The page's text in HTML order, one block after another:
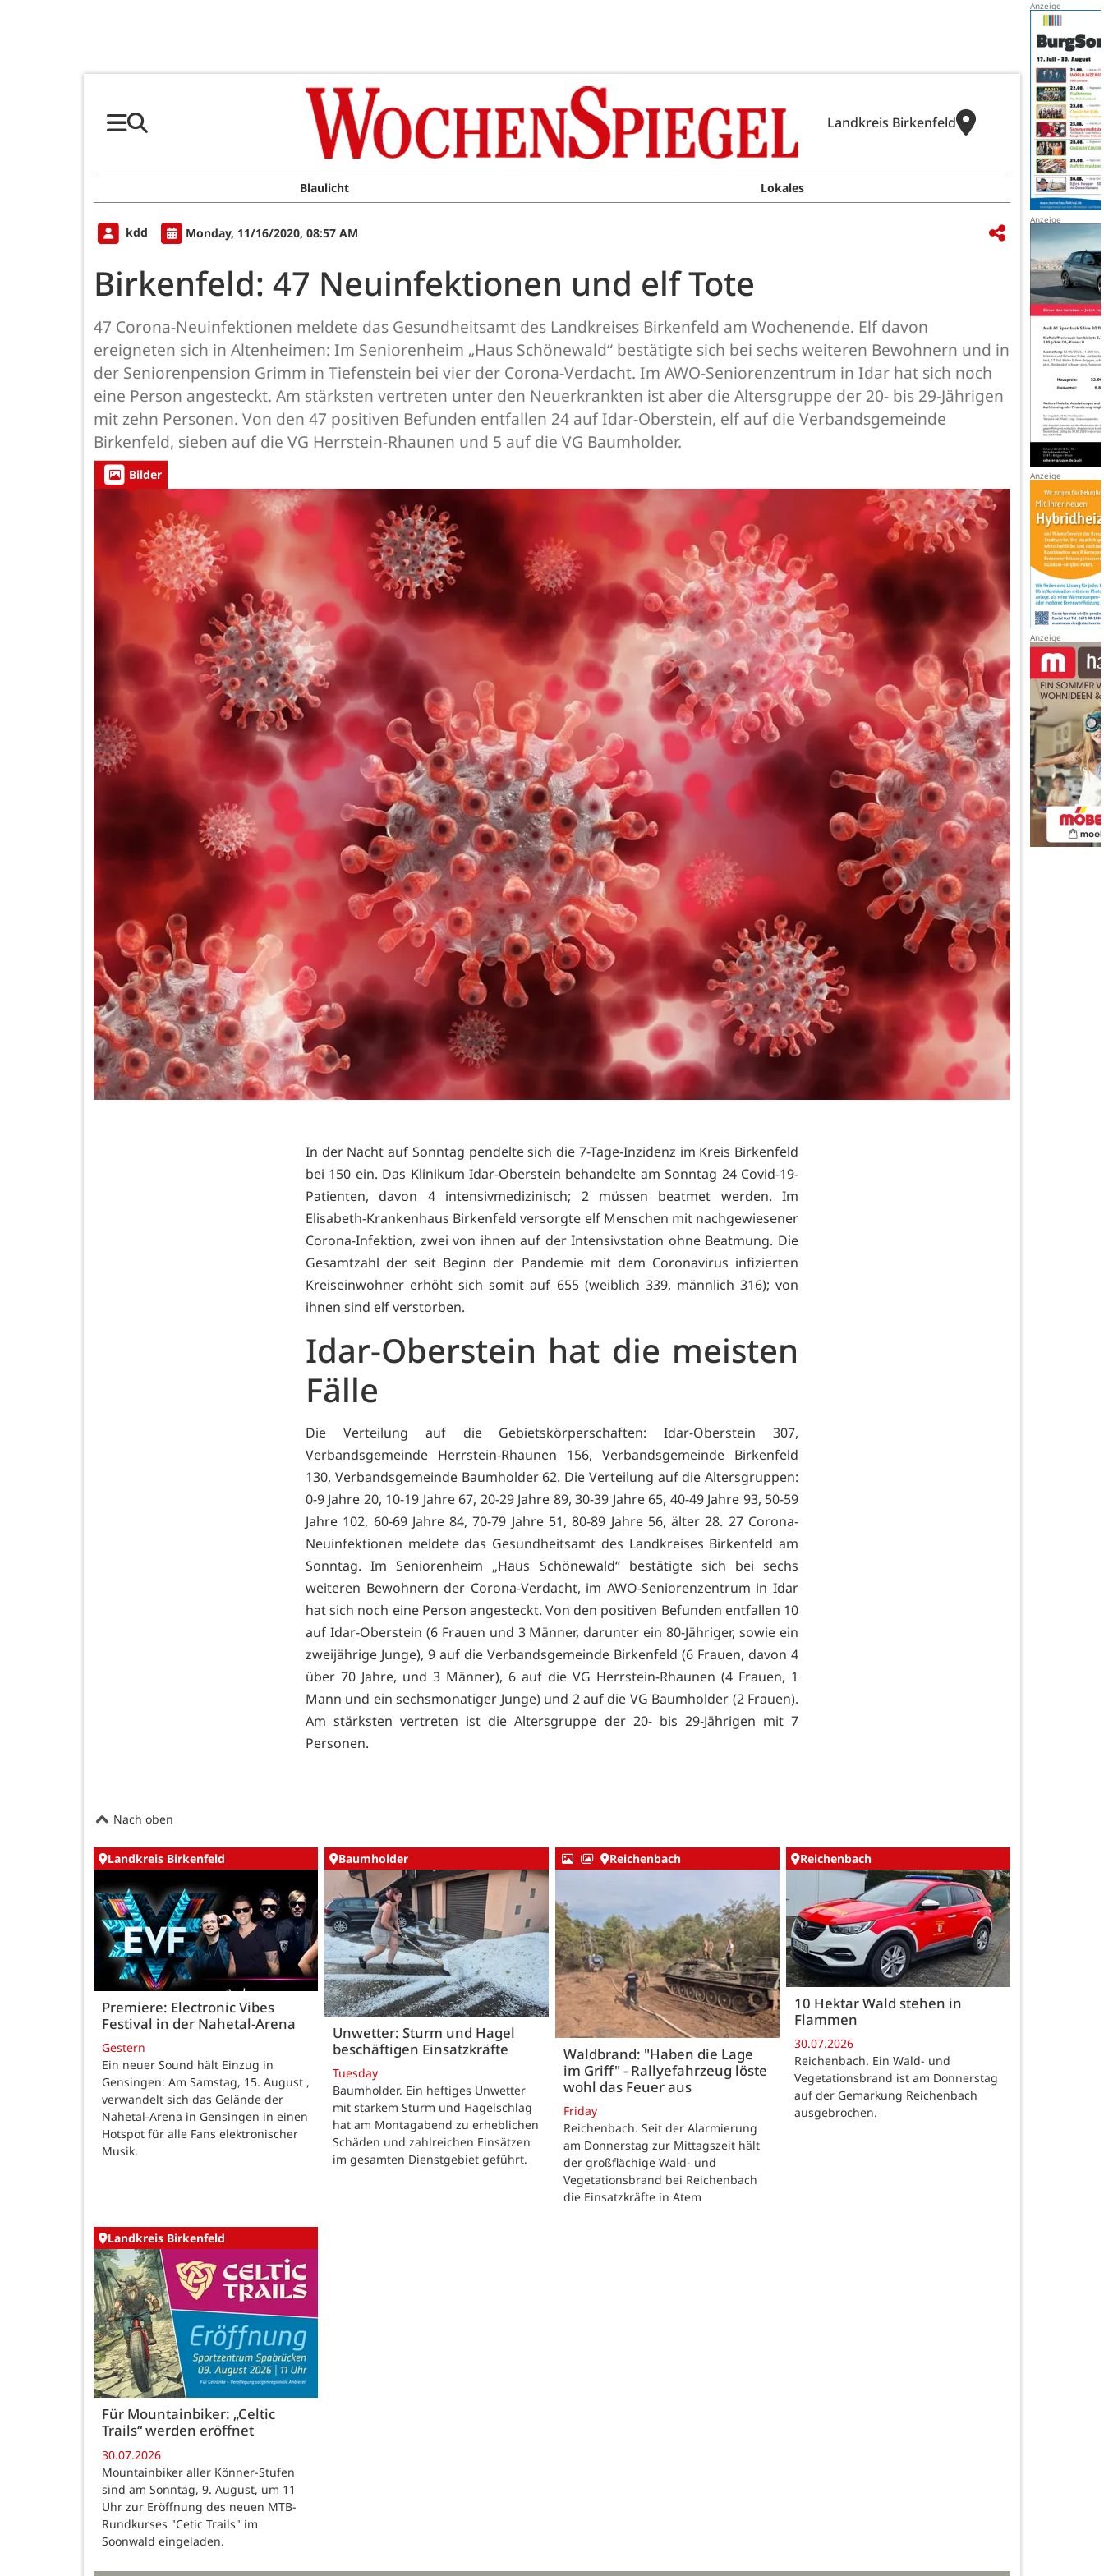
Landkreis Birkenfeld
Blaulicht Lokales
kdd Monday, 11/16/2020, 08:57 AM
Birkenfeld: 47 Neuinfektionen und elf Tote
47 Corona-Neuinfektionen meldete das Gesundheitsamt des Landkreises Birkenfeld am Wochenende. Elf davon
ereigneten sich in Altenheimen: Im Seniorenheim „Haus Schönewald“ bestätigte sich bei sechs weiteren Bewohnern und in
der Seniorenpension Grimm in Tiefenstein bei vier der Corona-Verdacht. Im AWO-Seniorenzentrum in Idar hat sich noch
eine Person angesteckt. Am stärksten vertreten unter den Neuerkrankten ist aber die Altersgruppe der 20- bis 29-Jährigen
mit zehn Personen. Von den 47 positiven Befunden entfallen 24 auf Idar-Oberstein, elf auf die Verbandsgemeinde
Birkenfeld, sieben auf die VG Herrstein-Rhaunen und 5 auf die VG Baumholder.
Bilder
In der Nacht auf Sonntag pendelte sich die 7-Tage-Inzidenz im Kreis Birkenfeld
bei 150 ein. Das Klinikum Idar-Oberstein behandelte am Sonntag 24 Covid-19-
Patienten, davon 4 intensivmedizinisch; 2 müssen beatmet werden. Im
Elisabeth-Krankenhaus Birkenfeld versorgte elf Menschen mit nachgewiesener
Corona-Infektion, zwei von ihnen auf der Intensivstation ohne Beatmung. Die
Gesamtzahl der seit Beginn der Pandemie mit dem Coronavirus infizierten
Kreiseinwohner erhöht sich somit auf 655 (weiblich 339, männlich 316); von
ihnen sind elf verstorben.
Idar-Oberstein hat die meisten
Fälle
Die Verteilung auf die Gebietskörperschaften: Idar-Oberstein 307,
Verbandsgemeinde Herrstein-Rhaunen 156, Verbandsgemeinde Birkenfeld
130, Verbandsgemeinde Baumholder 62. Die Verteilung auf die Altersgruppen:
0-9 Jahre 20, 10-19 Jahre 67, 20-29 Jahre 89, 30-39 Jahre 65, 40-49 Jahre 93, 50-59
Jahre 102, 60-69 Jahre 84, 70-79 Jahre 51, 80-89 Jahre 56, älter 28. 27 Corona-
Neuinfektionen meldete das Gesundheitsamt des Landkreises Birkenfeld am
Sonntag. Im Seniorenheim „Haus Schönewald“ bestätigte sich bei sechs
weiteren Bewohnern der Corona-Verdacht, im AWO-Seniorenzentrum in Idar
hat sich noch eine Person angesteckt. Von den positiven Befunden entfallen 10
auf Idar-Oberstein (6 Frauen und 3 Männer, darunter ein 80-Jähriger, sowie ein
zweijährige Junge), 9 auf die Verbandsgemeinde Birkenfeld (6 Frauen, davon 4
über 70 Jahre, und 3 Männer), 6 auf die VG Herrstein-Rhaunen (4 Frauen, 1
Mann und ein sechsmonatiger Junge) und 2 auf die VG Baumholder (2 Frauen).
Am stärksten vertreten ist die Altersgruppe der 20- bis 29-Jährigen mit 7
Personen.
Nach oben
Landkreis Birkenfeld
Premiere: Electronic Vibes
Festival in der Nahetal-Arena
Gestern
Ein neuer Sound hält Einzug in
Gensingen: Am Samstag, 15. August ,
verwandelt sich das Gelände der
Nahetal-Arena in Gensingen in einen
Hotspot für alle Fans elektronischer
Musik.
Baumholder
Unwetter: Sturm und Hagel
beschäftigen Einsatzkräfte
Tuesday
Baumholder. Ein heftiges Unwetter
mit starkem Sturm und Hagelschlag
hat am Montagabend zu erheblichen
Schäden und zahlreichen Einsätzen
im gesamten Dienstgebiet geführt.
Reichenbach
Waldbrand: "Haben die Lage
im Griff" - Rallyefahrzeug löste
wohl das Feuer aus
Friday
Reichenbach. Seit der Alarmierung
am Donnerstag zur Mittagszeit hält
der großflächige Wald- und
Vegetationsbrand bei Reichenbach
die Einsatzkräfte in Atem
Reichenbach
10 Hektar Wald stehen in
Flammen
30.07.2026
Reichenbach. Ein Wald- und
Vegetationsbrand ist am Donnerstag
auf der Gemarkung Reichenbach
ausgebrochen.
Landkreis Birkenfeld
Für Mountainbiker: „Celtic
Trails“ werden eröffnet
30.07.2026
Mountainbiker aller Könner-Stufen
sind am Sonntag, 9. August, um 11
Uhr zur Eröffnung des neuen MTB-
Rundkurses "Cetic Trails" im
Soonwald eingeladen.